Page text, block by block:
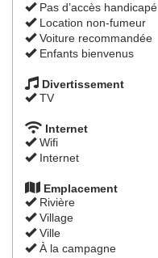
Pas d’accès handicapé
Location non-fumeur
Voiture recommandée
Enfants bienvenus
Divertissement
TV
Internet
Wifi
Internet
Emplacement
Rivière
Village
Ville
À la campagne